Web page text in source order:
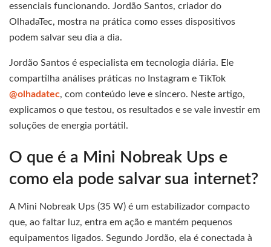
essenciais funcionando. Jordão Santos, criador do
OlhadaTec, mostra na prática como esses dispositivos
podem salvar seu dia a dia.
Jordão Santos é especialista em tecnologia diária. Ele
compartilha análises práticas no Instagram e TikTok
@olhadatec, com conteúdo leve e sincero. Neste artigo,
explicamos o que testou, os resultados e se vale investir em
soluções de energia portátil.
O que é a Mini Nobreak Ups e
como ela pode salvar sua internet?
A Mini Nobreak Ups (35 W) é um estabilizador compacto
que, ao faltar luz, entra em ação e mantém pequenos
equipamentos ligados. Segundo Jordão, ela é conectada à